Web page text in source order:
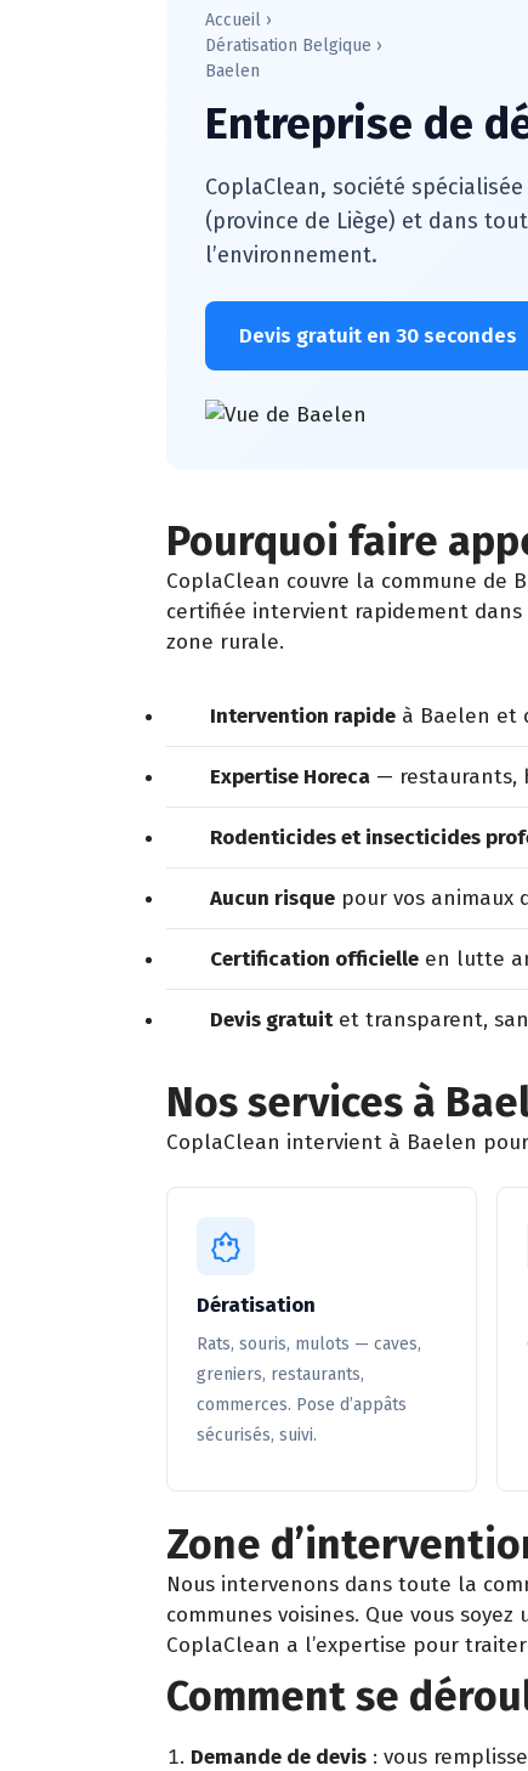
Accueil ›
Dératisation Belgique ›
Baelen
Entreprise de
CoplaClean, société
(province de Liège) et dans
l’environnement.
Devis gratuit en 30 secondes
Pourquoi faire
CoplaClean couvre la commune de
certifiée intervient rapidement dans
zone rurale.
Intervention rapide à Baelen et
Expertise Horeca — restaurants,
Rodenticides et insecticides
Aucun risque pour vos animaux
Certification officielle en lutte
Devis gratuitet transparent,
Nos services à
CoplaClean intervient à Baelen
Dératisation
Rats, souris, mulots — caves,
greniers, restaurants,
commerces. Pose d’appâts
sécurisés, suivi.
Zone
Nous intervenons dans toute la
communes voisines. Que vous
CoplaClean a l’expertise pour
Comment se
Demande de devis : vous